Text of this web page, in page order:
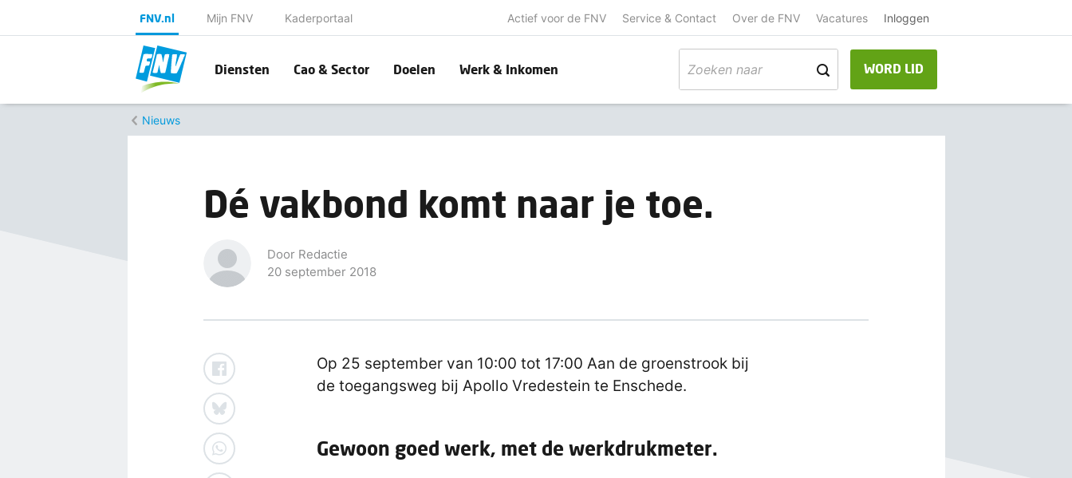
FNV.nl Mijn FNV Kaderportaal Actief voor de FNV Service & Contact Over de FNV Vacatures Inloggen
Diensten Cao & Sector Doelen Werk & Inkomen WORD LID
Nieuws
Dé vakbond komt naar je toe.
Door Redactie
20 september 2018
Op 25 september van 10:00 tot 17:00 Aan de groenstrook bij
de toegangsweg bij Apollo Vredestein te Enschede.
Gewoon goed werk, met de werkdrukmeter.